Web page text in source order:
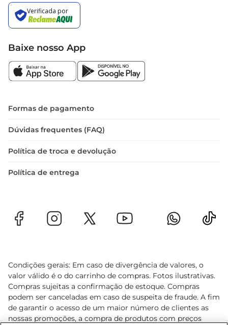
Baixe nosso App
Formas de pagamento
Dúvidas frequentes (FAQ)
Política de troca e devolução
Política de entrega
Condições gerais: Em caso de divergência de valores, o
valor válido é o do carrinho de compras. Fotos ilustrativas.
Compras sujeitas a confirmação de estoque. Compras
podem ser canceladas em caso de suspeita de fraude. A fim
de garantir o acesso de um maior número de clientes as
nossas promoções, a compra de produtos com preços